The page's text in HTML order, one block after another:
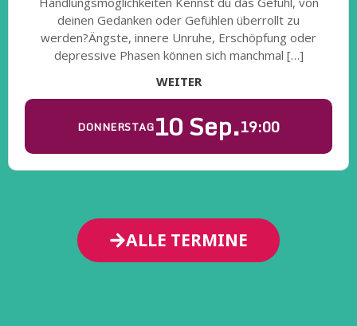
deinen Gedanken oder Gefühlen überrollt zu
werden?Ängste, innere Unruhe, Erschöpfung oder
depressive Phasen können sich manchmal […]
WEITER
DONNERSTAG10 Sep.19:00
ALLE TERMINE